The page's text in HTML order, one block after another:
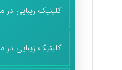
کلینیک زیبایی در
کلینیک زیبایی در